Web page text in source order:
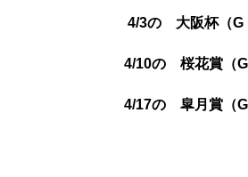
4/3の 大阪杯（
4/10の 桜花賞（
4/17の 皐月賞（